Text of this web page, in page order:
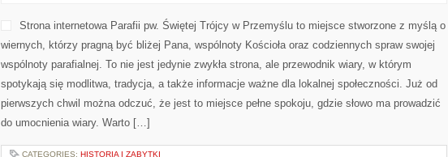
MIĘDZYRELIGIJNY
Strona internetowa Parafii pw. Świętej Trójcy w Przemyślu to miejsce stworzone z myślą o
wiernych, którzy pragną być bliżej Pana, wspólnoty Kościoła oraz codziennych spraw swojej
wspólnoty parafialnej. To nie jest jedynie zwykła strona, ale przewodnik wiary, w którym
spotykają się modlitwa, tradycja, a także informacje ważne dla lokalnej społeczności. Już od
pierwszych chwil można odczuć, że jest to miejsce pełne spokoju, gdzie słowo ma prowadzić
do umocnienia wiary. Warto […]
CATEGORIES: HISTORIA I ZABYTKI